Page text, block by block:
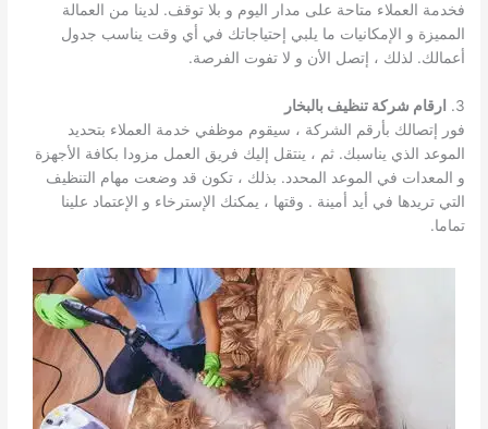
فخدمة العملاء متاحة على مدار اليوم و بلا توقف. لدينا من العمالة
المميزة و الإمكانيات ما يلبي إحتياجاتك في أي وقت يناسب جدول
أعمالك. لذلك ، إتصل الأن و لا تفوت الفرصة.
3.
ارقام شركة تنظيف بالبخار
فور إتصالك بأرقم الشركة ، سيقوم موظفي خدمة العملاء بتحديد
الموعد الذي يناسبك. ثم ، ينتقل إليك فريق العمل مزودا بكافة الأجهزة
و المعدات في الموعد المحدد. بذلك ، تكون قد وضعت مهام التنظيف
التي تريدها في أيد أمينة . وقتها ، يمكنك الإسترخاء و الإعتماد علينا
تماما.